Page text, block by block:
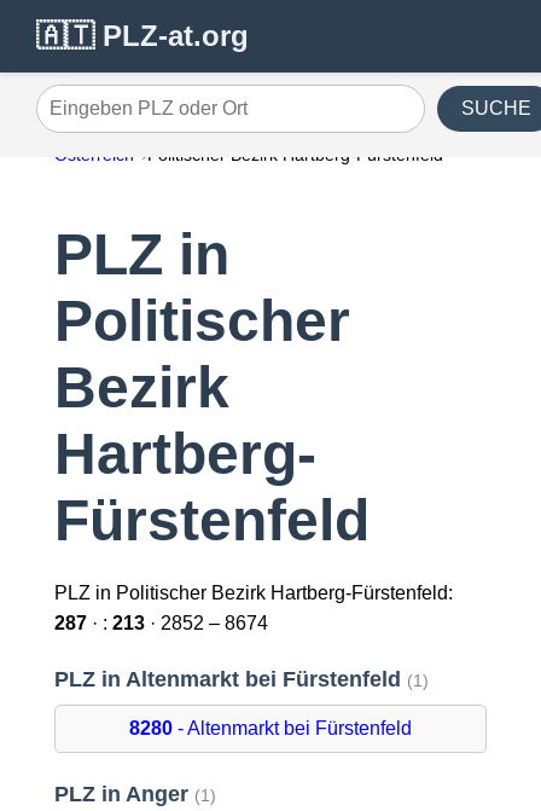
🇦🇹 PLZ-at.org
Eingeben PLZ oder Ort SUCHE
Österreich Politischer Bezirk Hartberg-Fürstenfeld
PLZ in
Politischer
Bezirk
Hartberg-
Fürstenfeld
PLZ in Politischer Bezirk Hartberg-Fürstenfeld:
287· : 213· 2852 – 8674
PLZ in Altenmarkt bei Fürstenfeld (1)
8280- Altenmarkt bei Fürstenfeld
PLZ in Anger (1)